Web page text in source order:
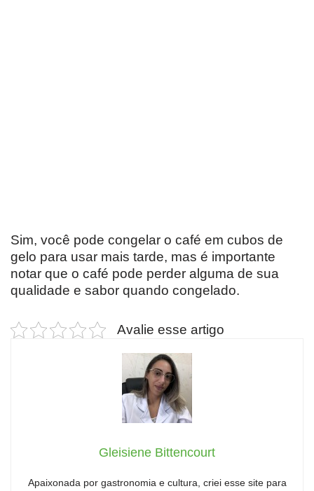
Sim, você pode congelar o café em cubos de
gelo para usar mais tarde, mas é importante
notar que o café pode perder alguma de sua
qualidade e sabor quando congelado.
Avalie esse artigo
Gleisiene Bittencourt
Apaixonada por gastronomia e cultura, criei esse site para